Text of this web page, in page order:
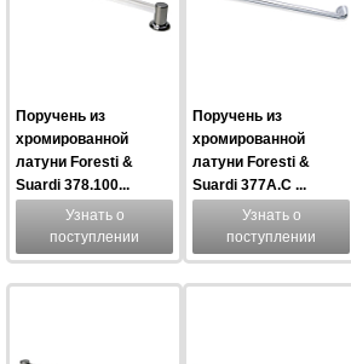
Поручень из
хромированной
латуни Foresti &
Suardi 378.100...
Узнать о
поступлении
Поручень из
хромированной
латуни Foresti &
Suardi 377A.C ...
Узнать о
поступлении